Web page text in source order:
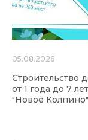
05.08.2026
Строительство
от 1 года до 7
"Новое Колпино"